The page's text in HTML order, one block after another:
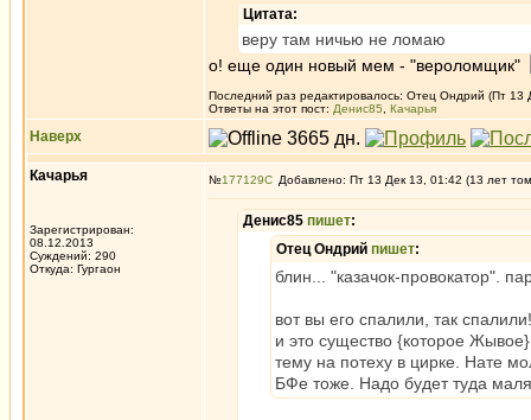
Цитата:
веру там ничью не ломаю
о! еще один новый мем - "вероломщик"
Последний раз редактировалось: Отец Ондрий (Пт 13
Ответы на этот пост: Денис85 Качарья
Наверх
Качарья
Зарегистрирован:
08.12.2013
Суждений: 290
Откуда: Гургаон
№177129 Добавлено: Пт 13 Дек 13, 01:42 (13 лет
Денис85 пишет:
Отец Ондрий пишет:
блин... "казачок-провокатор".
вот вы его спалили, так
и это существо {которое
тему на потеху в цирке. Нате
БФе тоже. Надо будет туда